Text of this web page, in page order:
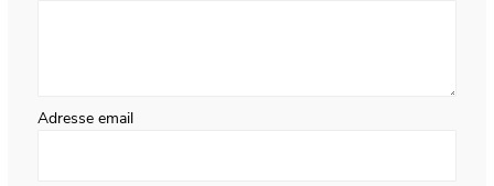
Adresse email